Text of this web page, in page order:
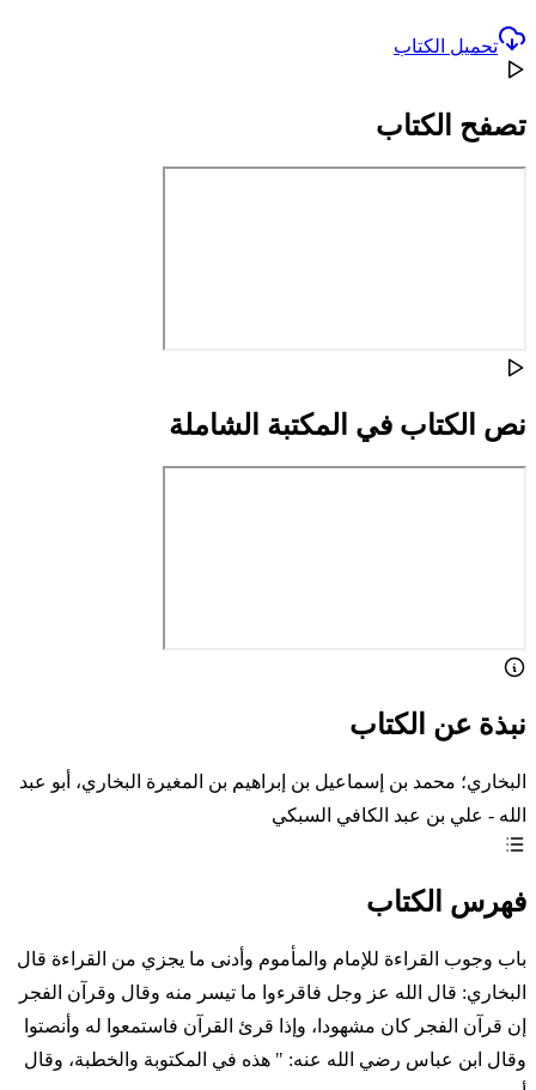
تحميل الكتاب
تصفح الكتاب
نص الكتاب في المكتبة الشاملة
نبذة عن الكتاب
البخاري؛ محمد بن إسماعيل بن إبراهيم بن المغيرة البخاري، أبو عبد
الله - علي بن عبد الكافي السبكي
فهرس الكتاب
باب وجوب القراءة للإمام والمأموم وأدنى ما يجزي من القراءة قال
البخاري: قال الله عز وجل فاقرءوا ما تيسر منه وقال وقرآن الفجر
إن قرآن الفجر كان مشهودا، وإذا قرئ القرآن فاستمعوا له وأنصتوا
وقال ابن عباس رضي الله عنه: " هذه في المكتوبة والخطبة، وقال